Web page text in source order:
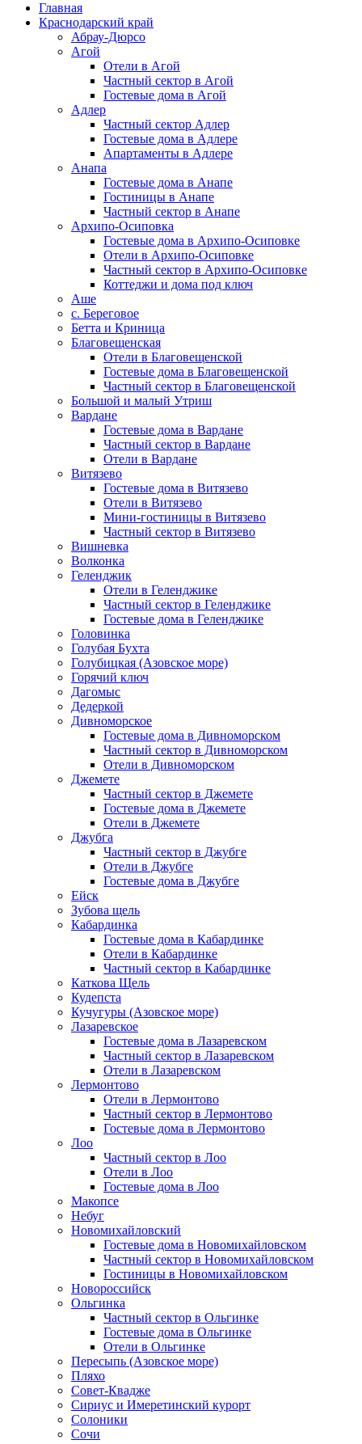
Главная
Краснодарский край
Абрау-Дюрсо
Агой
Отели в Агой
Частный сектор в Агой
Гостевые дома в Агой
Адлер
Частный сектор Адлер
Гостевые дома в Адлере
Апартаменты в Адлере
Анапа
Гостевые дома в Анапе
Гостиницы в Анапе
Частный сектор в Анапе
Архипо-Осиповка
Гостевые дома в Архипо-Осиповке
Отели в Архипо-Осиповке
Частный сектор в Архипо-Осиповке
Коттеджи и дома под ключ
Аше
с. Береговое
Бетта и Криница
Благовещенская
Отели в Благовещенской
Гостевые дома в Благовещенской
Частный сектор в Благовещенской
Большой и малый Утриш
Вардане
Гостевые дома в Вардане
Частный сектор в Вардане
Отели в Вардане
Витязево
Гостевые дома в Витязево
Отели в Витязево
Мини-гостиницы в Витязево
Частный сектор в Витязево
Вишневка
Волконка
Геленджик
Отели в Геленджике
Частный сектор в Геленджике
Гостевые дома в Геленджике
Головинка
Голубая Бухта
Голубицкая (Азовское море)
Горячий ключ
Дагомыс
Дедеркой
Дивноморское
Гостевые дома в Дивноморском
Частный сектор в Дивноморском
Отели в Дивноморском
Джемете
Частный сектор в Джемете
Гостевые дома в Джемете
Отели в Джемете
Джубга
Частный сектор в Джубге
Отели в Джубге
Гостевые дома в Джубге
Ейск
Зубова щель
Кабардинка
Гостевые дома в Кабардинке
Отели в Кабардинке
Частный сектор в Кабардинке
Каткова Щель
Кудепста
Кучугуры (Азовское море)
Лазаревское
Гостевые дома в Лазаревском
Частный сектор в Лазаревском
Отели в Лазаревском
Лермонтово
Отели в Лермонтово
Частный сектор в Лермонтово
Гостевые дома в Лермонтово
Лоо
Частный сектор в Лоо
Отели в Лоо
Гостевые дома в Лоо
Макопсе
Небуг
Новомихайловский
Гостевые дома в Новомихайловском
Частный сектор в Новомихайловском
Гостиницы в Новомихайловском
Новороссийск
Ольгинка
Частный сектор в Ольгинке
Гостевые дома в Ольгинке
Отели в Ольгинке
Пересыпь (Азовское море)
Пляхо
Совет-Квадже
Сириус и Имеретинский курорт
Солоники
Сочи